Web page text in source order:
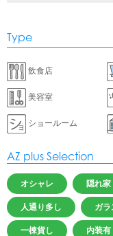
Type
飲食店
美容室
ショールーム
AZ plus Selection
オシャレ 隠れ家
人通り多し ガラ
一棟貨し 内装有